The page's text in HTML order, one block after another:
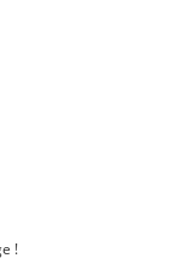
!